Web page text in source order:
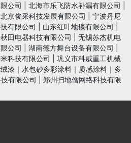
公司 北海市乐飞防水补漏有限公司
北京俊采科技发展有限公司
宁波丹尼
有限公司 山东红叶地毯有限公司
秋田电器科技有限公司
无锡苏杰机电
公司 湖南德方舞台设备有限公司
科技有限公司
巩义市科威重工机械
漆｜水包砂多彩涂料｜质感涂料｜多
有限公司
郑州扫地僧网络科技有限